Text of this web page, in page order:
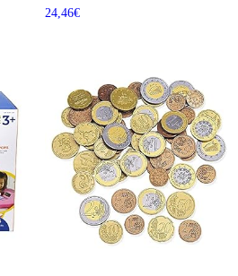
24,46€